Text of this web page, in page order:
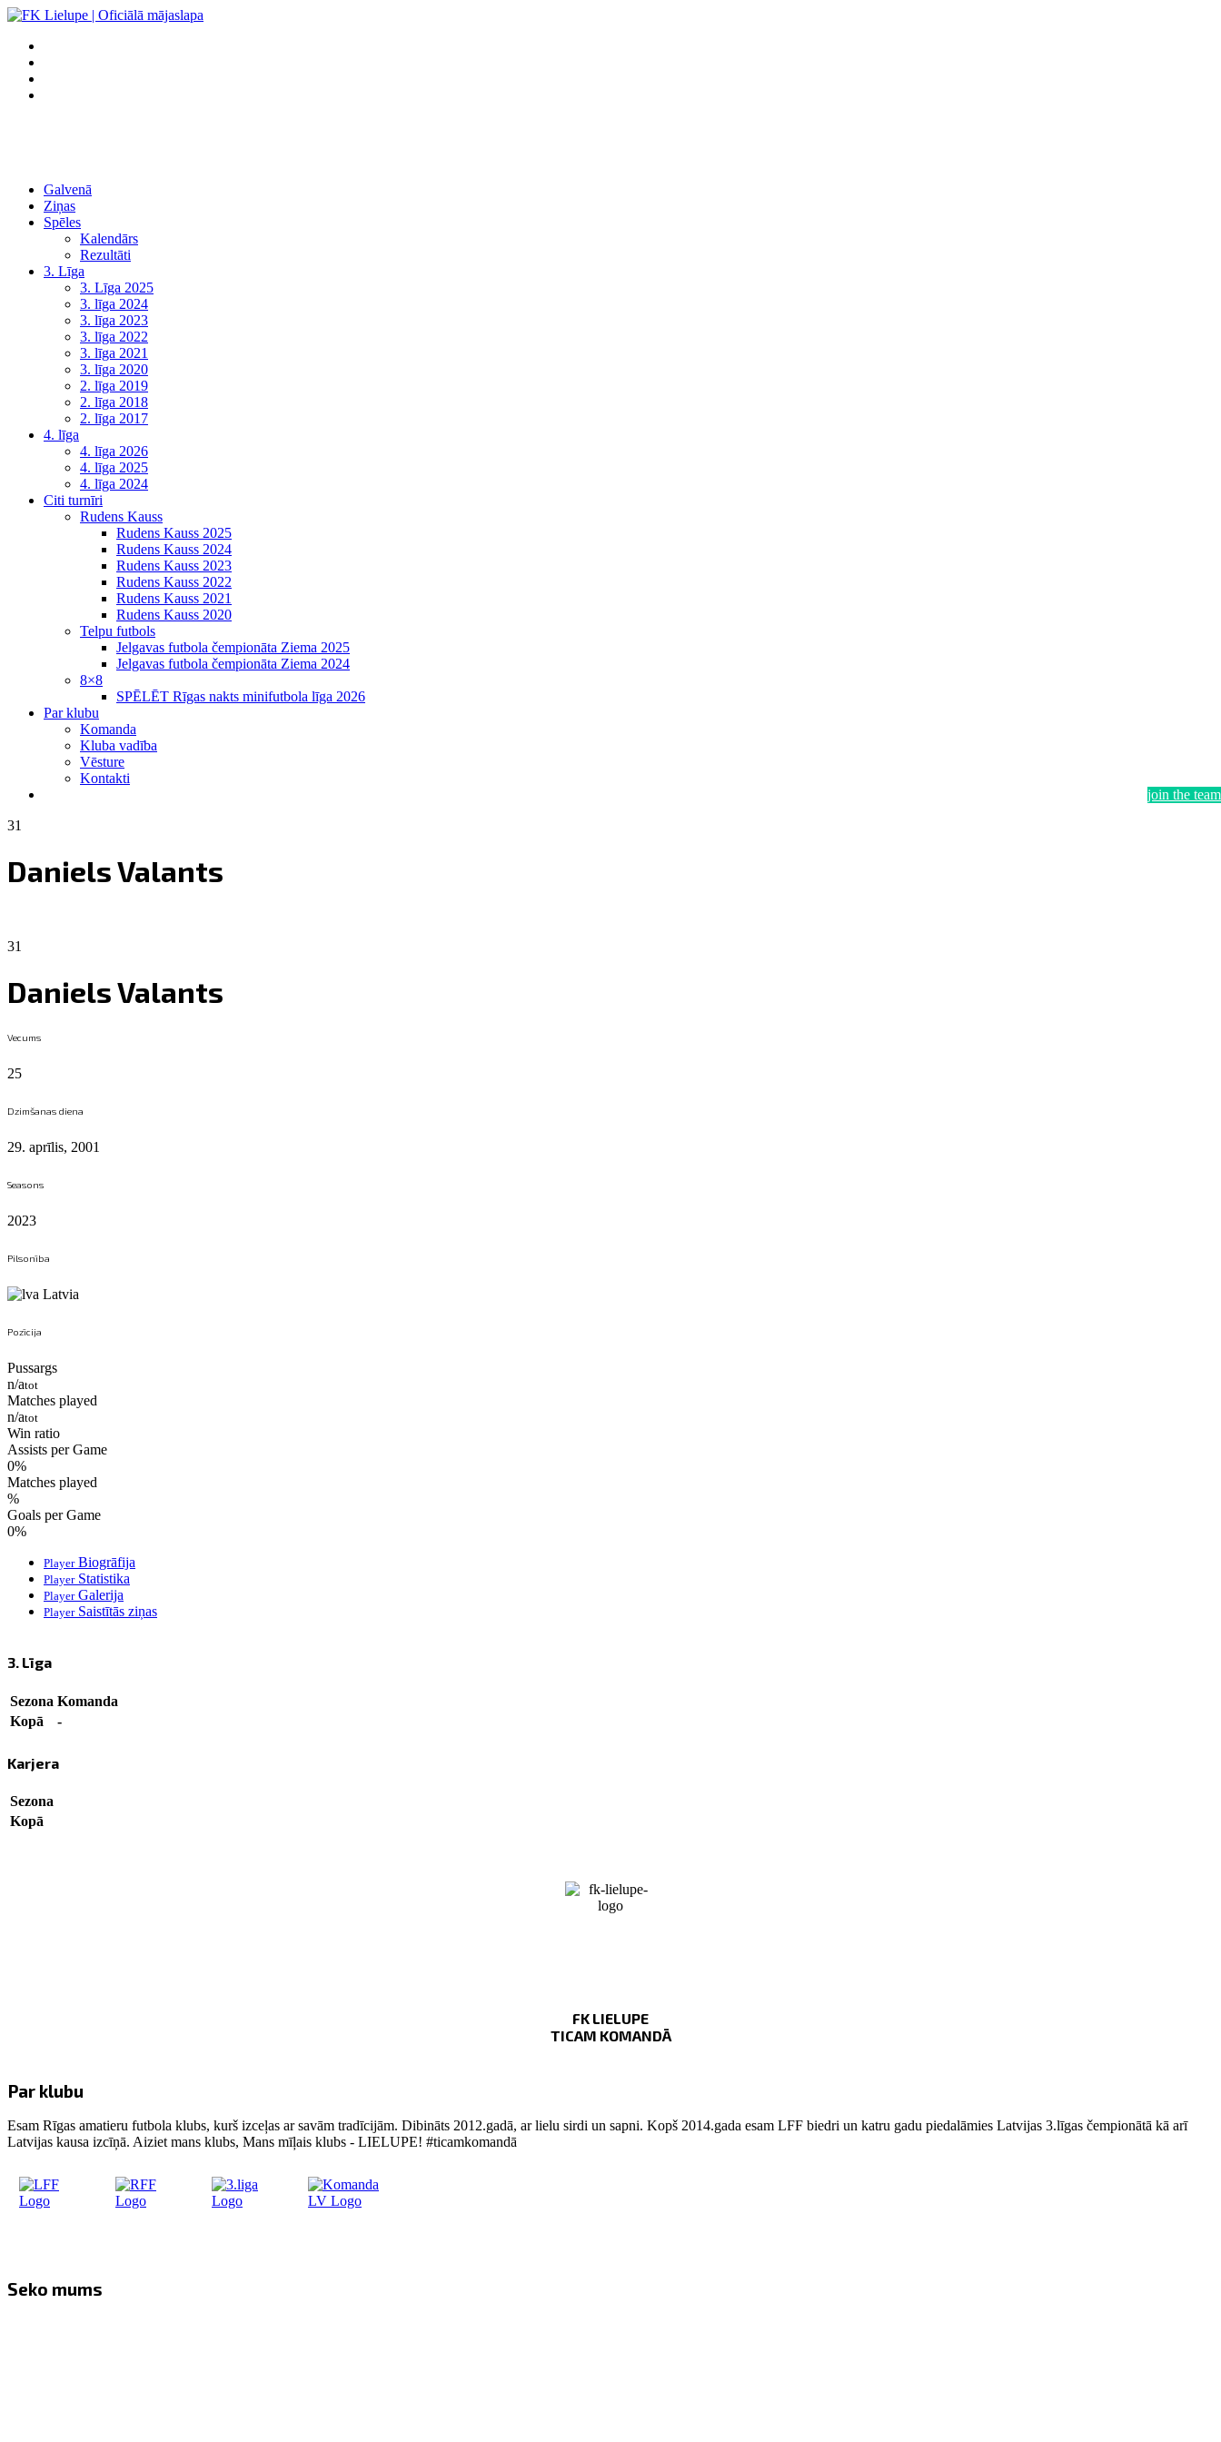
Galvenā
Ziņas
Spēles
Kalendārs
Rezultāti
3. Līga
3. Līga 2025
3. līga 2024
3. līga 2023
3. līga 2022
3. līga 2021
3. līga 2020
2. līga 2019
2. līga 2018
2. līga 2017
4. līga
4. līga 2026
4. līga 2025
4. līga 2024
Citi turnīri
Rudens Kauss
Rudens Kauss 2025
Rudens Kauss 2024
Rudens Kauss 2023
Rudens Kauss 2022
Rudens Kauss 2021
Rudens Kauss 2020
Telpu futbols
Jelgavas futbola čempionāta Ziema 2025
Jelgavas futbola čempionāta Ziema 2024
8×8
SPĒLĒT Rīgas nakts minifutbola līga 2026
Par klubu
Komanda
Kluba vadība
Vēsture
Kontakti
join the team
31
Daniels Valants
31
Daniels Valants
Vecums
25
Dzimšanas diena
29. aprīlis, 2001
Seasons
2023
Pilsonība
Latvia
Pozīcija
Pussargs
n/atot
Matches played
n/atot
Win ratio
Assists per Game
0%
Matches played
%
Goals per Game
0%
PlayerBiogrāfija
PlayerStatistika
PlayerGalerija
PlayerSaistītās ziņas
3. Līga
Sezona Komanda
Kopā
-
Karjera
Sezona
Kopā
FK LIELUPE
TICAM KOMANDĀ
Par klubu
Esam Rīgas amatieru futbola klubs, kurš izceļas ar savām tradīcijām. Dibināts 2012.gadā, ar lielu sirdi un sapni. Kopš 2014.gada esam LFF biedri un katru gadu piedalāmies Latvijas 3.līgas čempionātā kā arī
Latvijas kausa izcīņā. Aiziet mans klubs, Mans mīļais klubs - LIELUPE! #ticamkomandā
Seko mums